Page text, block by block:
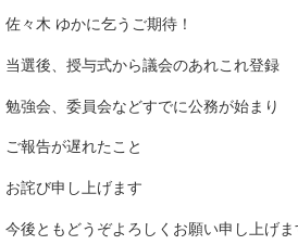
佐々木 ゆかに乞うご期待！
当選後、授与式から議会のあれこれ登録
勉強会、委員会などすでに公務が始まり
ご報告が遅れたこと
お詫び申し上げます
今後ともどうぞよろしくお願い申し上げま